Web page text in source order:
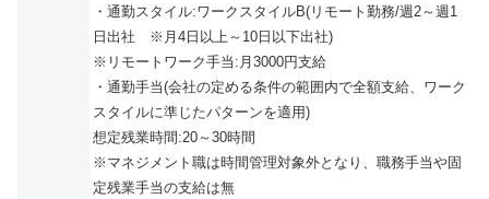
・通勤スタイル:ワークスタイルB(リモート勤務/週2～週1
日出社 ※月4日以上～10日以下出社)
※リモートワーク手当:月3000円支給
・通勤手当(会社の定める条件の範囲内で全額支給、ワーク
スタイルに準じたパターンを適用)
想定残業時間:20～30時間
※マネジメント職は時間管理対象外となり、職務手当や固
定残業手当の支給は無